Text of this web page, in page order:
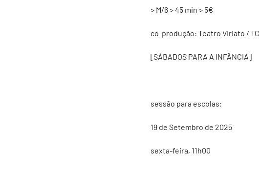
> M/6 > 45 min > 5€
co-produção: Teatro Viriato /
[SÁBADOS PARA A INFÂNCIA]
sessão para escolas:
19 de Setembro de 2025
sexta-feira, 11h00